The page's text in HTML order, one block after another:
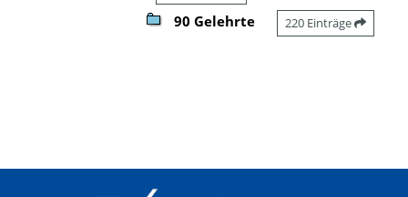
90 Gelehrte 220 Einträge